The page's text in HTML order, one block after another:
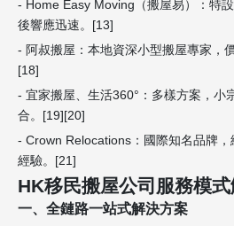
- Home Easy Moving（搬屋易）：特
後響應迅速。[13]
- 阿叔搬屋：本地資深小型搬屋專家，
[18]
- 宜家搬屋、生活360°：多樣方案，小
合。[19][20]
- Crown Relocations：國際知名品牌
經驗。[21]
HK移民搬屋公司服務模
一、全鏈路一站式解決方案